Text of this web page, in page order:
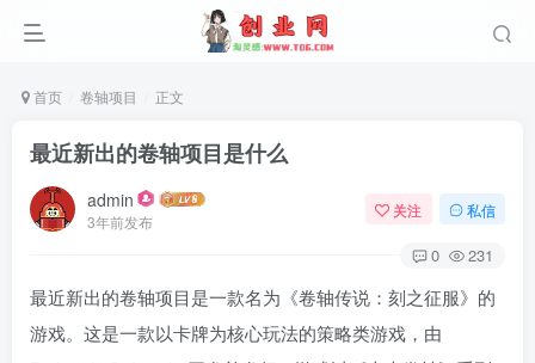
首页 卷轴项目 正文
最近新出的卷轴项目是什么
admin
3年前发布
关注 私信
0 231
最近新出的卷轴项目是一款名为《卷轴传说：刻之征服》的
游戏。这是一款以卡牌为核心玩法的策略类游戏，由